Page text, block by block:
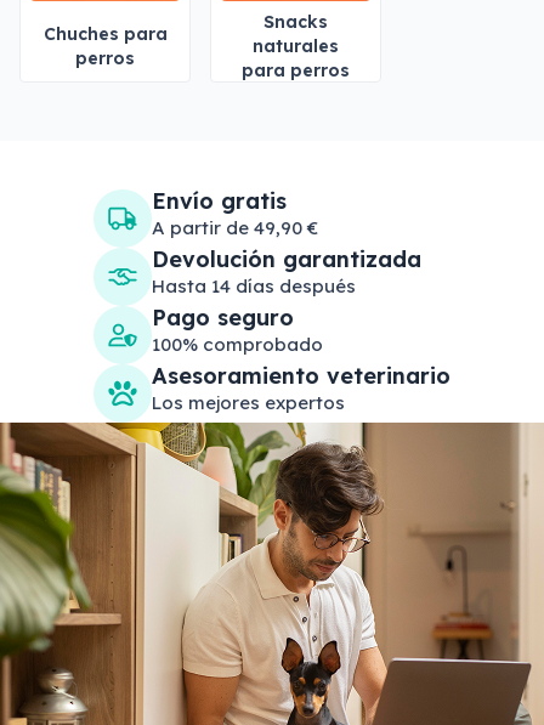
Chuches para
perros
Snacks
naturales
para perros
Envío gratis
A partir de 49,90 €
Devolución garantizada
Hasta 14 días después
Pago seguro
100% comprobado
Asesoramiento veterinario
Los mejores expertos
Search products